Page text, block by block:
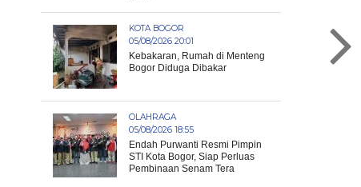
KOTA BOGOR
05/08/2026 20:01
Kebakaran, Rumah di Menteng
Bogor Diduga Dibakar
OLAHRAGA
05/08/2026 18:55
Endah Purwanti Resmi Pimpin
STI Kota Bogor, Siap Perluas
Pembinaan Senam Tera